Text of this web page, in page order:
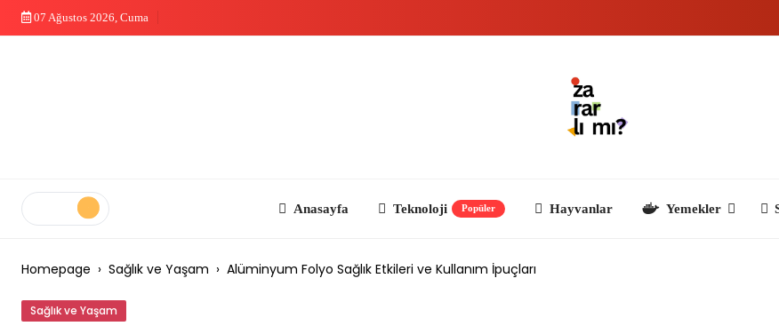
Skip
07 Ağustos 2026, Cuma
Homepage › Sağlık ve Yaşam › Alüminyum Folyo Sağlık Etkileri ve Kullanım İpuçları
Sağlık ve Yaşam